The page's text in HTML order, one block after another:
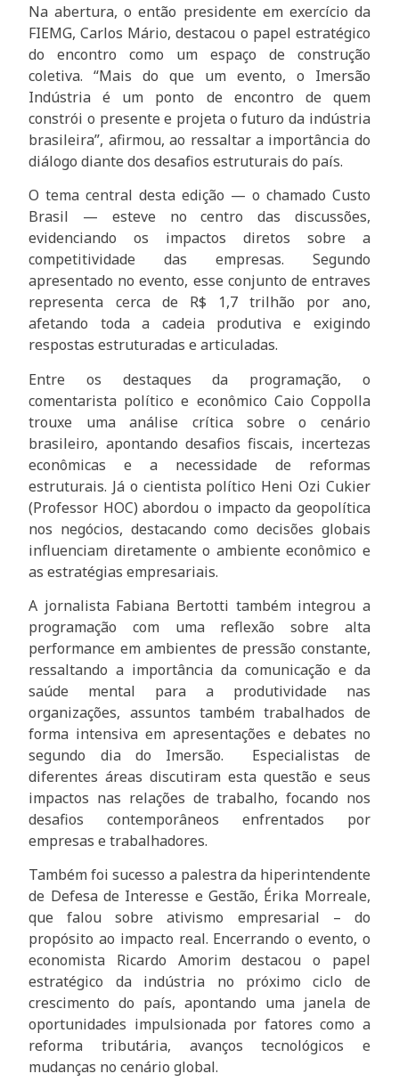
Na abertura, o então presidente em exercício da
FIEMG, Carlos Mário, destacou o papel estratégico
do encontro como um espaço de construção
coletiva. “Mais do que um evento, o Imersão
Indústria é um ponto de encontro de quem
constrói o presente e projeta o futuro da indústria
brasileira”, afirmou, ao ressaltar a importância do
diálogo diante dos desafios estruturais do país.
O tema central desta edição — o chamado Custo
Brasil — esteve no centro das discussões,
evidenciando os impactos diretos sobre a
competitividade das empresas. Segundo
apresentado no evento, esse conjunto de entraves
representa cerca de R$ 1,7 trilhão por ano,
afetando toda a cadeia produtiva e exigindo
respostas estruturadas e articuladas.
Entre os destaques da programação, o
comentarista político e econômico Caio Coppolla
trouxe uma análise crítica sobre o cenário
brasileiro, apontando desafios fiscais, incertezas
econômicas e a necessidade de reformas
estruturais. Já o cientista político Heni Ozi Cukier
(Professor HOC) abordou o impacto da geopolítica
nos negócios, destacando como decisões globais
influenciam diretamente o ambiente econômico e
as estratégias empresariais.
A jornalista Fabiana Bertotti também integrou a
programação com uma reflexão sobre alta
performance em ambientes de pressão constante,
ressaltando a importância da comunicação e da
saúde mental para a produtividade nas
organizações, assuntos também trabalhados de
forma intensiva em apresentações e debates no
segundo dia do Imersão. Especialistas de
diferentes áreas discutiram esta questão e seus
impactos nas relações de trabalho, focando nos
desafios contemporâneos enfrentados por
empresas e trabalhadores.
Também foi sucesso a palestra da hiperintendente
de Defesa de Interesse e Gestão, Érika Morreale,
que falou sobre ativismo empresarial – do
propósito ao impacto real. Encerrando o evento, o
economista Ricardo Amorim destacou o papel
estratégico da indústria no próximo ciclo de
crescimento do país, apontando uma janela de
oportunidades impulsionada por fatores como a
reforma tributária, avanços tecnológicos e
mudanças no cenário global.